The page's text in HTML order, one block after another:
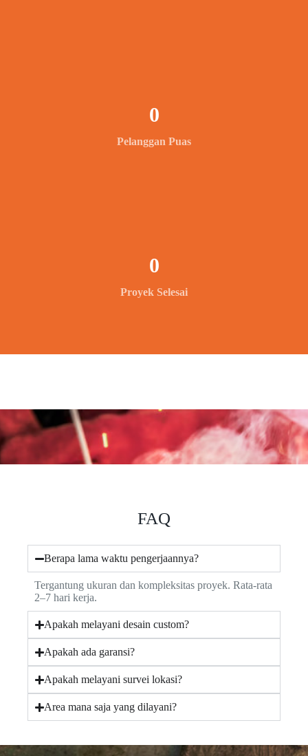
Pelanggan Puas
0
Proyek Selesai
0
FAQ
Berapa lama waktu pengerjaannya?
Tergantung ukuran dan kompleksitas proyek. Rata-rata
2–7 hari kerja.
Apakah melayani desain custom?
Apakah ada garansi?
Apakah melayani survei lokasi?
Area mana saja yang dilayani?